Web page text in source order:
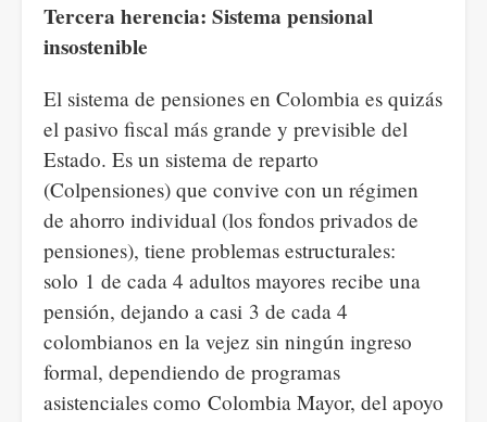
Tercera herencia: Sistema pensional
insostenible
El sistema de pensiones en Colombia es quizás
el pasivo fiscal más grande y previsible del
Estado. Es un sistema de reparto
(Colpensiones) que convive con un régimen
de ahorro individual (los fondos privados de
pensiones), tiene problemas estructurales:
solo 1 de cada 4 adultos mayores recibe una
pensión, dejando a casi 3 de cada 4
colombianos en la vejez sin ningún ingreso
formal, dependiendo de programas
asistenciales como Colombia Mayor, del apoyo